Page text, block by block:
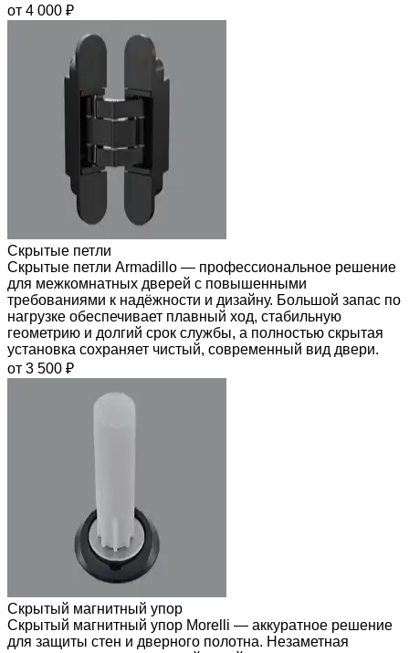
от 4 000 ₽
Скрытые петли
Скрытые петли Armadillo — профессиональное решение
для межкомнатных дверей с повышенными
требованиями к надёжности и дизайну. Большой запас по
нагрузке обеспечивает плавный ход, стабильную
геометрию и долгий срок службы, а полностью скрытая
установка сохраняет чистый, современный вид двери.
от 3 500 ₽
Скрытый магнитный упор
Скрытый магнитный упор Morelli — аккуратное решение
для защиты стен и дверного полотна. Незаметная